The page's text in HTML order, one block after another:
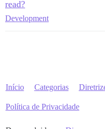
read?
Development
Início Categorias
Política de Privacidade